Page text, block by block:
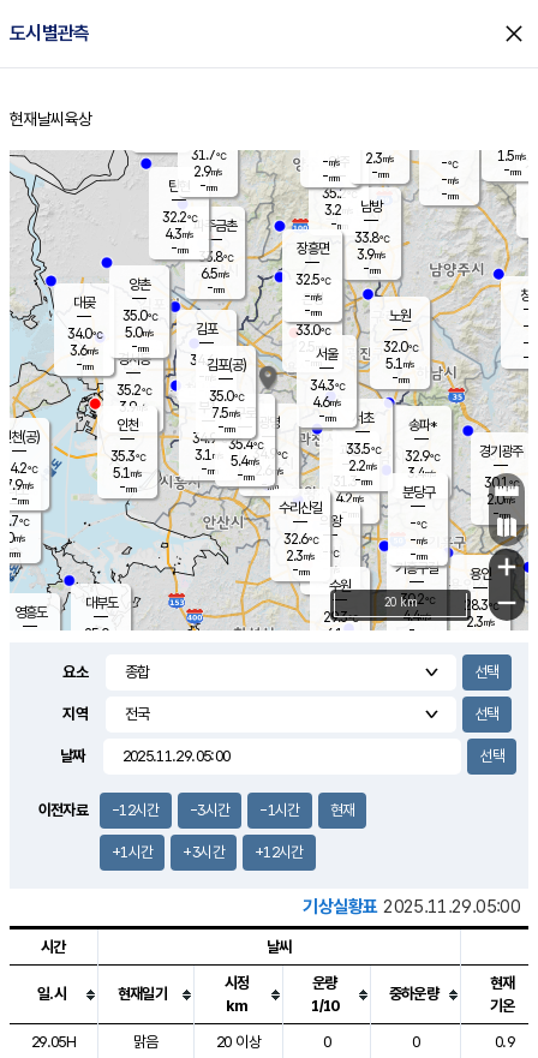
도시별관측 close
홈
현재날씨 육상
의도
℃
m/s
mm
영흥도
양주
35.2℃
3.2
-mm
과천
31.3℃
4.2m/s
- mm
용인
28.3℃
2.3m/s
경기광주
30.1℃
2.0m/s
-mm
5.5m/s
대부도
25.0
경서동
35.2℃
3.9m/s
-mm
파주금촌
33.8℃
6.5m/s
-mm
-℃
-m/s
-mm
대곶
34.0℃
3.6m/s
-mm
창
-
-m/
-
탄현
32.2℃
4.3m/s
-mm
1.5m/s
-mm
의왕
- ℃
m/s
mm
김포
34.6℃
-m/s
mm
광명
34.9 ℃
2.6 m/s
-mm
부천
34.9℃
3.1 m/s
-mm
양촌
35.0℃
5.0m/s
-mm
구로
35.4℃
5.4m/s
-mm
은평
33.0℃
2.5 m/s
- mm
노원
32.0℃
5.1 m/s
-mm
송파*
32.9℃
3.4m/s
-mm
서초
33.5℃
2.2m/s
-mm
남방
33.8℃
3.9m/s
-mm
기흥구갈
30.2℃
4.4m/s
-
수리산길
32.6℃
2.3m/s
-mm
분당구
-℃
-m/s
-mm
장흥면
32.5℃
-m/s
-mm
-m/s
-mm
인천(공)
34.2℃
7.9m/s
-mm
김포(공)
35.0℃
7.5m/s
-mm
수원
29.3℃
6.1 m/s
인천
35.3℃
5.1 m/s
-mm
서울
34.3℃
4.6m/s
-mm
31.7℃
2.9m/s
-mm
2.3m/s
-mm
+
−
20 km
요소
지역
날짜
이전자료 -12시간 -3시간 -1시간 현재
+1시간 +3시간 +12시간
기상실황표 2025.11.29.05:00
도시별 기상실황표로 지점, 날씨, 기온, 강수, 바람, 기압등을 안내한 표입
시간 날씨
일.시 현재일기
시정
km
운량
1/10
중하운량
현재
기온
29.05H
맑음 20 이상 0 0
0.9